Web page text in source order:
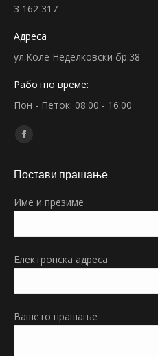
3 162 317
Адреса
ул.Коле Неделковски бр.38
Работно време:
Пон - Петок: 08:00 - 16:00
Find us on:
Facebook
opens
new
Постави прашање
Име и презиме
Електронска адреса
Вашето прашање